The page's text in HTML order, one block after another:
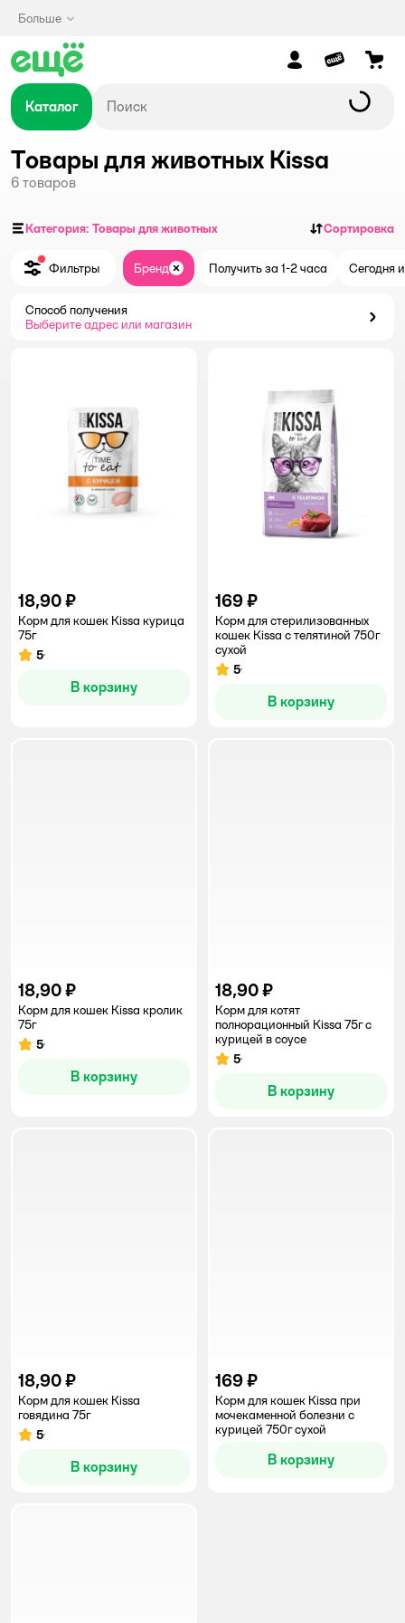
Больше
Каталог
Товары для животных Kissa
6 товаров
Категория: Товары для животных Сортировка
Фильтры Бренд ЗакрытьПолучить за 1-2 часа Сегодня
Способ получения
Выберите адрес или магазин
18,90 ₽
Корм для кошек Kissa курица
75г
Рейтинг:
5
В корзину
169 ₽
Корм для стерилизованных
кошек Kissa с телятиной 750г
сухой
Рейтинг:
5
В корзину
18,90 ₽
Корм для кошек Kissa кролик
75г
Рейтинг:
5
В корзину
18,90 ₽
Корм для котят
полнорационный Kissa 75г с
курицей в соусе
Рейтинг:
5
В корзину
18,90 ₽
Корм для кошек Kissa
говядина 75г
Рейтинг:
5
В корзину
169 ₽
Корм для кошек Kissa при
мочекаменной болезни с
курицей 750г сухой
В корзину